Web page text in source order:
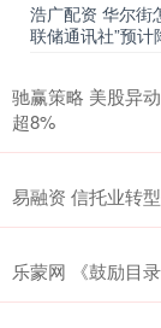
浩广配资 华尔街
联储通讯社”预计
驰赢策略 美股异
超8%
易融资 信托业转
乐蒙网 《鼓励目